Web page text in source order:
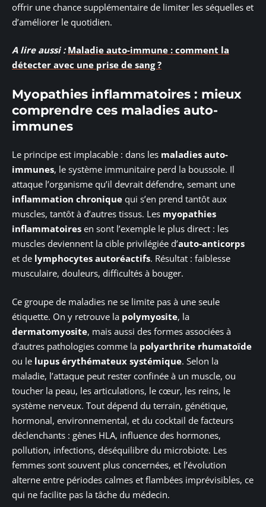
offrir une chance supplémentaire de limiter les séquelles et
d’améliorer le quotidien.
A lire aussi : Maladie auto-immune : comment la
détecter avec une prise de sang ?
Myopathies inflammatoires : mieux
comprendre ces maladies auto-
immunes
Le principe est implacable : dans les maladies auto-
immunes, le système immunitaire perd la boussole. Il
attaque l’organisme qu’il devrait défendre, semant une
inflammation chronique qui s’en prend tantôt aux
muscles, tantôt à d’autres tissus. Les myopathies
inflammatoires en sont l’exemple le plus direct : les
muscles deviennent la cible privilégiée d’auto-anticorps
et de lymphocytes autoréactifs. Résultat : faiblesse
musculaire, douleurs, difficultés à bouger.
Ce groupe de maladies ne se limite pas à une seule
étiquette. On y retrouve la polymyosite, la
dermatomyosite, mais aussi des formes associées à
d’autres pathologies comme la polyarthrite rhumatoïde
ou le lupus érythémateux systémique. Selon la
maladie, l’attaque peut rester confinée à un muscle, ou
toucher la peau, les articulations, le cœur, les reins, le
système nerveux. Tout dépend du terrain, génétique,
hormonal, environnemental, et du cocktail de facteurs
déclenchants : gènes HLA, influence des hormones,
pollution, infections, déséquilibre du microbiote. Les
femmes sont souvent plus concernées, et l’évolution
alterne entre périodes calmes et flambées imprévisibles, ce
qui ne facilite pas la tâche du médecin.